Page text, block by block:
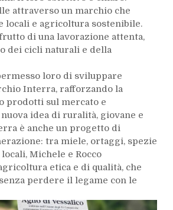
attraverso un marchio che
locali e agricoltura sostenibile.
di una lavorazione attenta,
dei cicli naturali e della
loro di sviluppare
Interra, rafforzando la
prodotti sul mercato e
idea di ruralità, giovane e
è anche un progetto di
tra miele, ortaggi, spezie
Michele e Rocco
etica e di qualità, che
perdere il legame con le